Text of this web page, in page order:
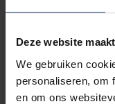
Deze website
We gebruiken
personaliseren, om
en om ons